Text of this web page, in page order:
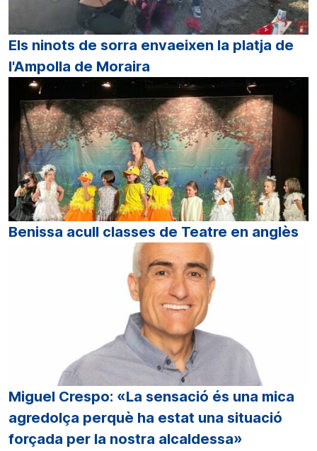
Els ninots de sorra envaeixen la platja de
l'Ampolla de Moraira
Benissa acull classes de Teatre en anglès
Miguel Crespo: «La sensació és una mica
agredolça perquè ha estat una situació
forçada per la nostra alcaldessa»